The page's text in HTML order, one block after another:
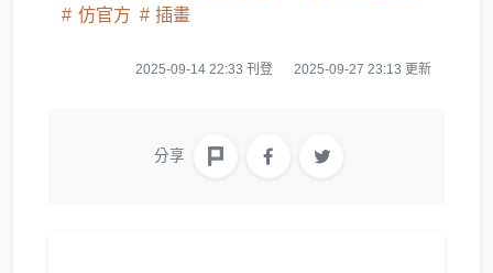
仿官方
插畫
2025-09-14 22:33 刊登 2025-09-27 23:13 更新
分享